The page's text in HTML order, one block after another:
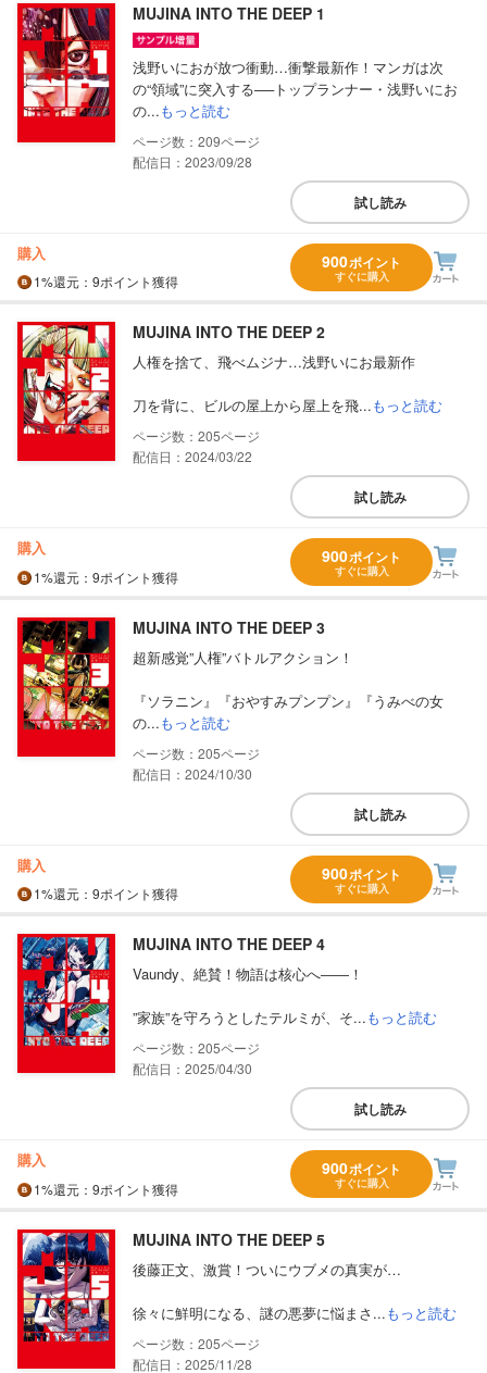
MUJINA INTO THE DEEP 1
浅野いにおが放つ衝動…衝撃最新作！マンガは次
の“領域”に突入する──トップランナー・浅野いにお
の...もっと読む
209
配信日：2023/09/28
試し読み
購入
1%還元 ：9ポイント獲得
900ポイント
すぐに購入
MUJINA INTO THE DEEP 2
人権を捨て、飛べムジナ…浅野いにお最新作
刀を背に、ビルの屋上から屋上を飛...もっと読む
205
配信日：2024/03/22
試し読み
購入
1%還元 ：9ポイント獲得
900ポイント
すぐに購入
MUJINA INTO THE DEEP 3
超新感覚”人権”バトルアクション！
『ソラニン』『おやすみプンプン』『うみべの女
の...もっと読む
205
配信日：2024/10/30
試し読み
購入
1%還元 ：9ポイント獲得
900ポイント
すぐに購入
MUJINA INTO THE DEEP 4
Vaundy、絶賛！物語は核心へ――！
”家族”を守ろうとしたテルミが、そ...もっと読む
205
配信日：2025/04/30
試し読み
購入
1%還元 ：9ポイント獲得
900ポイント
すぐに購入
MUJINA INTO THE DEEP 5
後藤正文、激賞！ついにウブメの真実が…
徐々に鮮明になる、謎の悪夢に悩まさ...もっと読む
205
配信日：2025/11/28